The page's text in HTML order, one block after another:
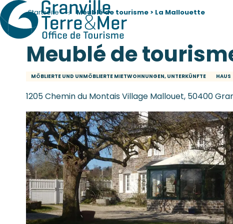
Startseite Meublé de tourisme > La Mallouette
Meublé de
MÖBLIERTE UND UNMÖBLIERTE MIETWOHNUNGEN, UNTERKÜNFTE HAUS
1205 Chemin du Montais Village Mallouet, 50400